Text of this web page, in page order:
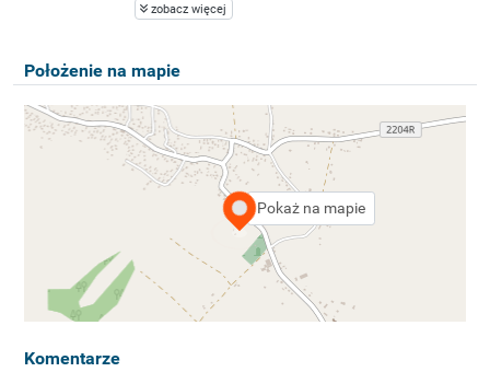
zobacz więcej
Położenie na mapie
Pokaż na mapie
Komentarze